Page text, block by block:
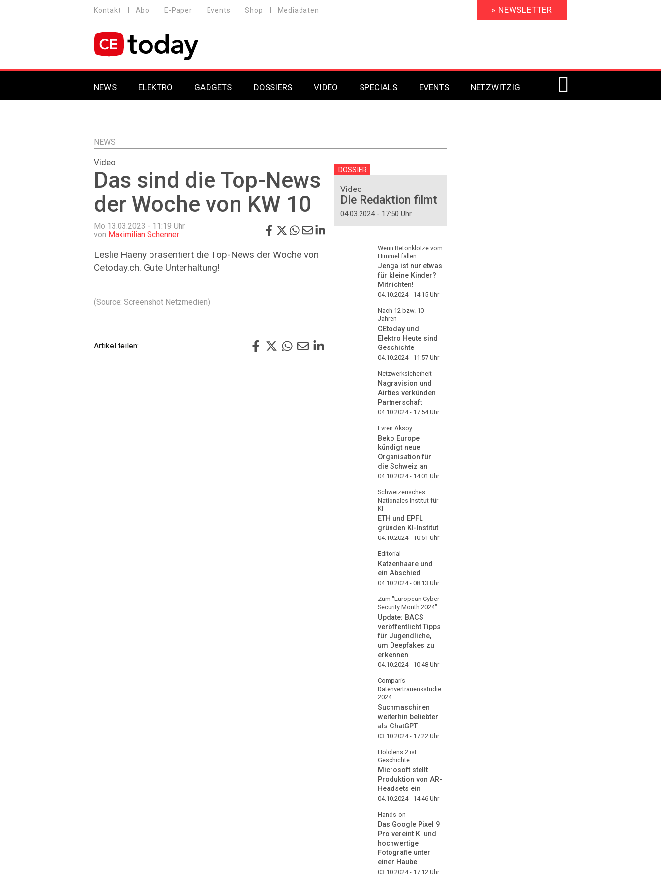
zum
MENU
Kontakt Abo E-Paper Events Shop Mediadaten » NEWSLETTER
MAIN NAVIGATION
NEWS ELEKTRO GADGETS DOSSIERS
DAB+
VIDEO SPECIALS
Professional AV & Digital Signage 2021
Professional AV & Digital Signage 2019
EVENTS NETZWITZIG
NEWS
Video
Das sind die Top-News
der Woche von KW 10
Mo 13.03.2023 - 11:19 Uhr
von Maximilian Schenner
Leslie Haeny präsentiert die Top-News der Woche von
Cetoday.ch. Gute Unterhaltung!
(Source: Screenshot Netzmedien)
Artikel teilen:
DOSSIER
Video
Die Redaktion filmt
04.03.2024 - 17:50 Uhr
Wenn Betonklötze vom
Himmel fallen
Jenga ist nur etwas
für kleine Kinder?
Mitnichten!
04.10.2024 - 14:15 Uhr
Nach 12 bzw. 10
Jahren
CEtoday und
Elektro Heute sind
Geschichte
04.10.2024 - 11:57 Uhr
Netzwerksicherheit
Nagravision und
Airties verkünden
Partnerschaft
04.10.2024 - 17:54Uhr
Evren Aksoy
Beko Europe
kündigt neue
Organisation für
die Schweiz an
04.10.2024 - 14:01 Uhr
Schweizerisches
Nationales Institut für
KI
ETH und EPFL
gründen KI-Institut
04.10.2024 - 10:51 Uhr
Editorial
Katzenhaare und
ein Abschied
04.10.2024 - 08:13 Uhr
Zum "European Cyber
Security Month 2024"
Update: BACS
veröffentlicht Tipps
für Jugendliche,
um Deepfakes zu
erkennen
04.10.2024 - 10:48 Uhr
Comparis-
Datenvertrauensstudie
2024
Suchmaschinen
weiterhin beliebter
als ChatGPT
03.10.2024 - 17:22 Uhr
Hololens 2 ist
Geschichte
Microsoft stellt
Produktion von AR-
Headsets ein
04.10.2024 - 14:46 Uhr
Hands-on
Das Google Pixel 9
Pro vereint KI und
hochwertige
Fotografie unter
einer Haube
03.10.2024 - 17:12 Uhr